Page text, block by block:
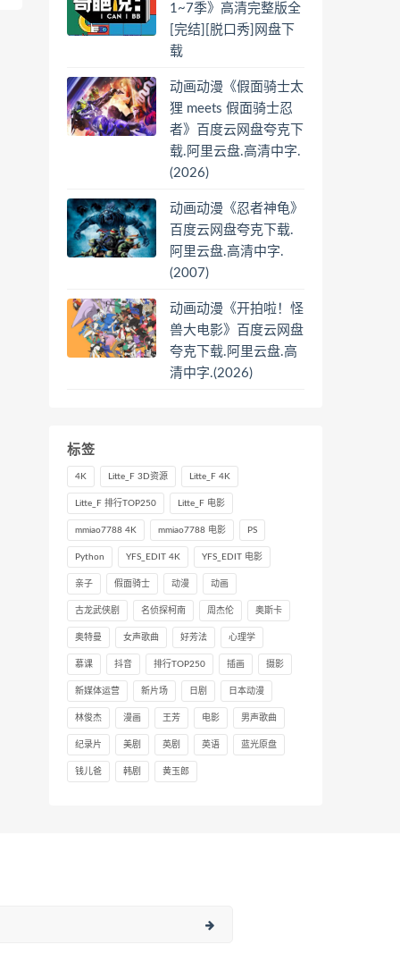
1~7季》高清完整版全
[完结][脱口秀]网盘下
载
动画动漫《假面骑士太
狸 meets 假面骑士忍
者》百度云网盘夸克下
载.阿里云盘.高清中字.
(2026)
动画动漫《忍者神龟》
百度云网盘夸克下载.
阿里云盘.高清中字.
(2007)
动画动漫《开拍啦！怪
兽大电影》百度云网盘
夸克下载.阿里云盘.高
清中字.(2026)
标签
4K Litte_F 3D资源 Litte_F 4K
Litte_F 排行TOP250 Litte_F 电影
mmiao7788 4K mmiao7788 电影 PS
Python YFS_EDIT 4K YFS_EDIT 电影
亲子 假面骑士 动漫 动画
古龙武侠剧 名侦探柯南 周杰伦 奥斯卡
奥特曼 女声歌曲 好芳法 心理学
慕课 抖音 排行TOP250 插画 摄影
新媒体运营 新片场 日剧 日本动漫
林俊杰 漫画 王芳 电影 男声歌曲
纪录片 美剧 英剧 英语 蓝光原盘
钱儿爸 韩剧 黄玉郎